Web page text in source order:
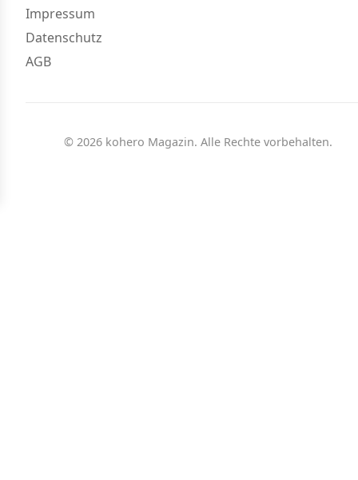
Impressum
Datenschutz
AGB
© 2026 kohero Magazin. Alle Rechte vorbehalten.